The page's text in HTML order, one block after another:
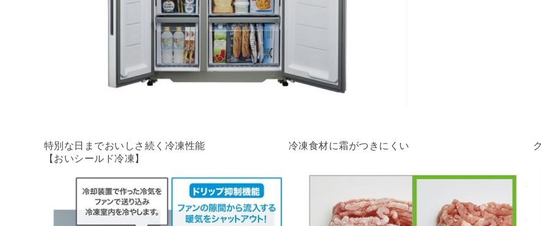
特別な日までおいしさ続く冷凍性能
【おいシールド冷凍】
冷凍食材に霜がつきにくい